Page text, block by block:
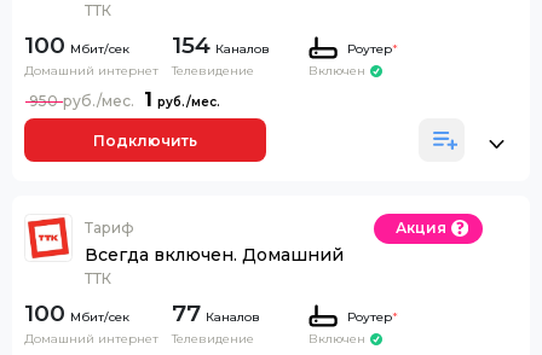
ТТК
100
Домашний интернет
154 Каналов
Телевидение
Роутер*
Включен
1
950
Подключить
Тариф
Всегда включен. Домашний
ТТК
Акция
100
Домашний интернет
77 Каналов
Телевидение
Роутер*
Включен